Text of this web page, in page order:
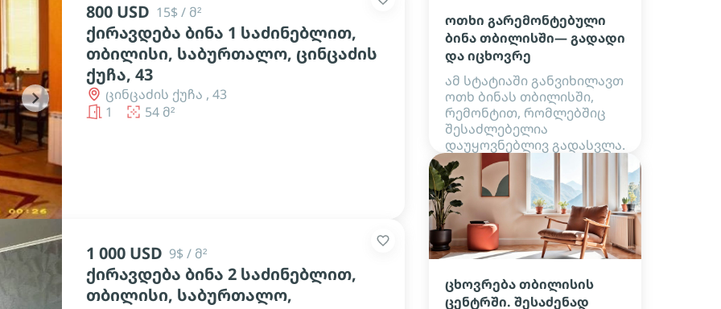
chevron_right
800 USD 15$ / მ²
ქირავდება ბინა 1 საძინებლით,
თბილისი, საბურთალო, ცინცაძის
ქუჩა, 43
ცინცაძის ქუჩა , 43
1
54 მ²
1 000 USD 9$ / მ²
ქირავდება ბინა 2 საძინებლით,
თბილისი, საბურთალო,
ოთხი გარემონტებული
ბინა თბილისში— გადადი
და იცხოვრე
ამ სტატიაში განვიხილავთ
ოთხ ბინას თბილისში,
რემონტით, რომლებშიც
შესაძლებელია
დაუყოვნებლივ გადასვლა.
ცხოვრება თბილისის
ცენტრში. შესაძენად